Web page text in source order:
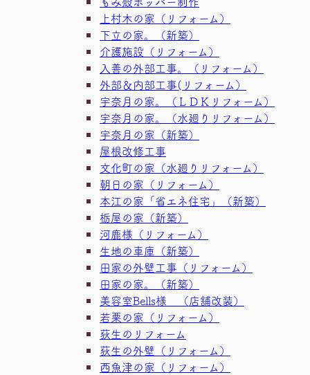
上村木の家（リフォーム）
下立の家。（新築）
介護施設（リフォーム）
入善の外部工事。（リフォーム）
外部＆内部工事(リフォーム）
宇奈月の家。（ＬＤＫリフォーム）
宇奈月の家。（水廻りリフォーム）
宇奈月の家（新築）
屋根改修工事
文化町の家（水廻りリフォーム）
朝日の家（リフォーム）
本江の家「省エネ住宅」（新築）
栃屋の家（新築）
河鹿様（リフォーム）
生地の車庫（新築）
田家の外壁工事（リフォーム）
田家の家。（新築）
美容室Bells様 （店舗改装）
若栗の家（リフォーム）
荻生のリフォーム
荻生の外壁（リフォーム）
西魚津の家（リフォーム）